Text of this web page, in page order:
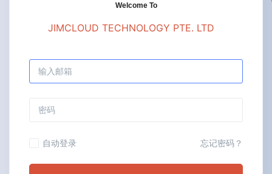
Welcome To
JIMCLOUD TECHNOLOGY PTE. LTD
自动登录 忘记密码？